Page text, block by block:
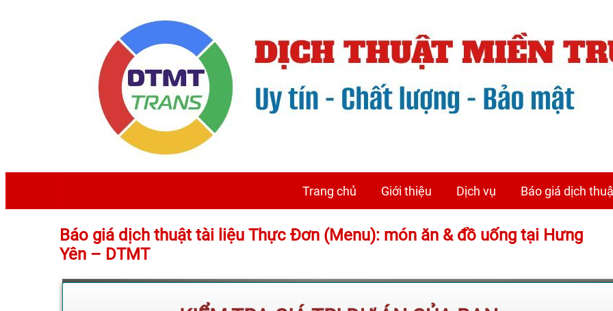
Trang chủ Giới thiệu Dịch vụ Báo giá dịch
Báo giá dịch thuật tài liệu Thực Đơn (Menu): món ăn & đồ uống tại Hưng
Yên – DTMT